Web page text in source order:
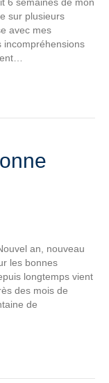
sur plusieurs
avec mes
incompréhensions
an, nouveau
les bonnes
longtemps vient
des mois de
de